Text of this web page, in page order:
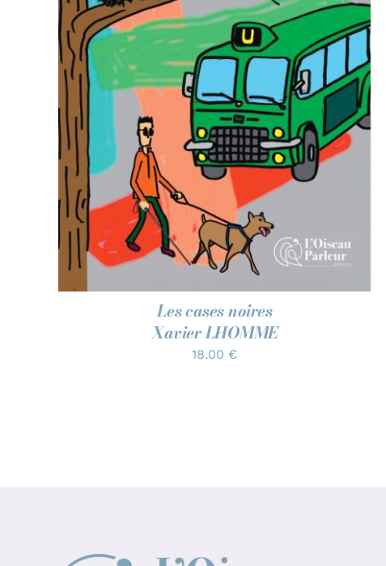
AJOUTER AU PANIER / APERÇU
Les cases noires
Xavier LHOMME
18.00 €